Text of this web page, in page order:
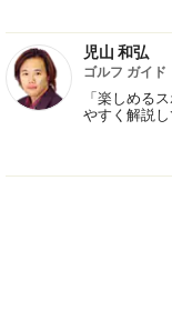
児山 和弘
ゴルフ ガイド
「楽しめる
やすく解説し